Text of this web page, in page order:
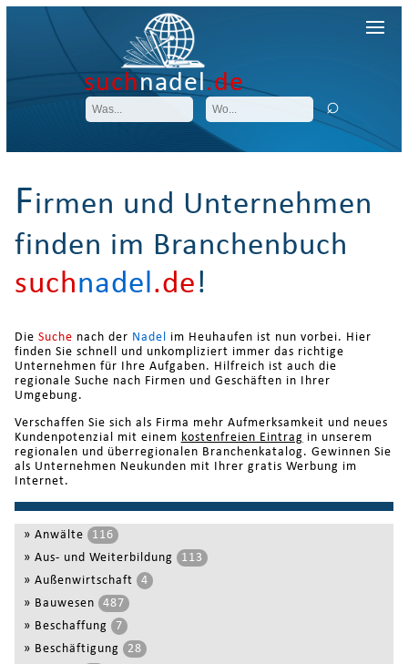
suchnadel.de
Firmen und Unternehmen
finden im Branchenbuch
suchnadel.de!
Die Suche nach der Nadel im Heuhaufen ist nun vorbei. Hier
finden Sie schnell und unkompliziert immer das richtige
Unternehmen für Ihre Aufgaben. Hilfreich ist auch die
regionale Suche nach Firmen und Geschäften in Ihrer
Umgebung.
Verschaffen Sie sich als Firma mehr Aufmerksamkeit und neues
Kundenpotenzial mit einem kostenfreien Eintrag in unserem
regionalen und überregionalen Branchenkatalog. Gewinnen Sie
als Unternehmen Neukunden mit Ihrer gratis Werbung im
Internet.
» Anwälte
116
» Aus- und Weiterbildung
113
» Außenwirtschaft
4
» Bauwesen
487
» Beschaffung
7
» Beschäftigung
28